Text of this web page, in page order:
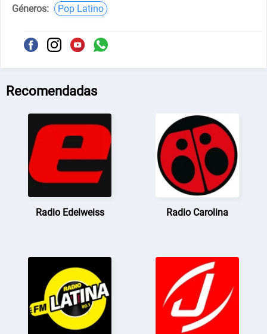
Géneros: Pop Latino
Recomendadas
Radio Edelweiss Radio Carolina